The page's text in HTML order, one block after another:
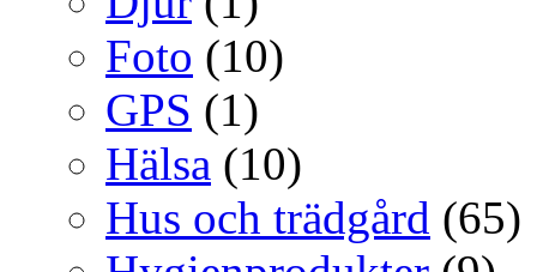
Foto (10)
GPS (1)
Hälsa (10)
Hus och trädgård (65)